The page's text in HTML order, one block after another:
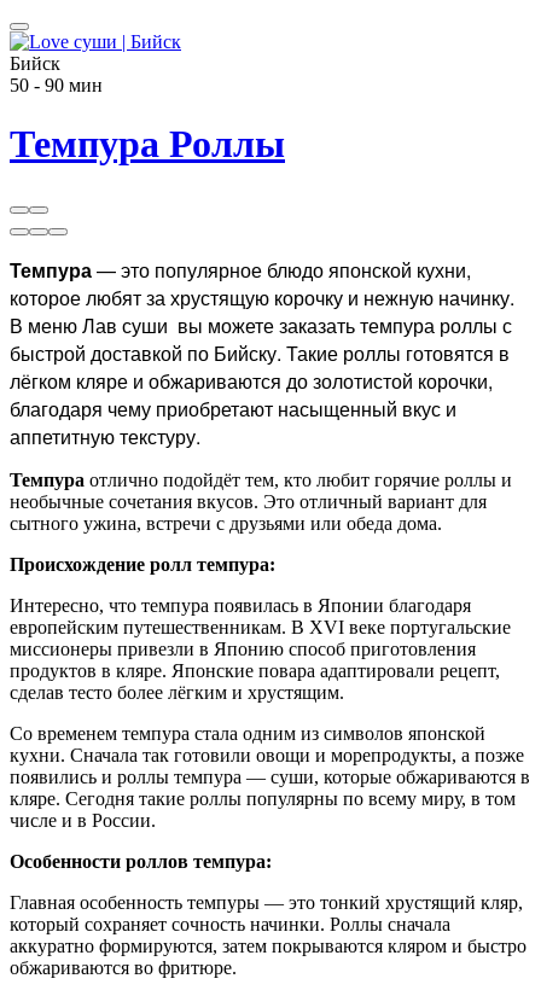
Бийск
50 - 90 мин
Темпура Роллы
Темпура— это популярное блюдо японской кухни,
которое любят за хрустящую корочку и нежную начинку.
В меню Лав суши вы можете заказать темпура роллы с
быстрой доставкой по Бийску. Такие роллы готовятся в
лёгком кляре и обжариваются до золотистой корочки,
благодаря чему приобретают насыщенный вкус и
аппетитную текстуру.
Темпура отлично подойдёт тем, кто любит горячие роллы и
необычные сочетания вкусов. Это отличный вариант для
сытного ужина, встречи с друзьями или обеда дома.
Происхождение ролл темпура:
Интересно, что темпура появилась в Японии благодаря
европейским путешественникам. В XVI веке португальские
миссионеры привезли в Японию способ приготовления
продуктов в кляре. Японские повара адаптировали рецепт,
сделав тесто более лёгким и хрустящим.
Со временем темпура стала одним из символов японской
кухни. Сначала так готовили овощи и морепродукты, а позже
появились и роллы темпура — суши, которые обжариваются в
кляре. Сегодня такие роллы популярны по всему миру, в том
числе и в России.
Особенности роллов темпура:
Главная особенность темпуры — это тонкий хрустящий кляр,
который сохраняет сочность начинки. Роллы сначала
аккуратно формируются, затем покрываются кляром и быстро
обжариваются во фритюре.